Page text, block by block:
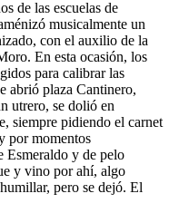
de las escuelas de
musicalmente un
con el auxilio de la
En esta ocasión, los
para calibrar las
abrió plaza Cantinero,
utrero, se dolió en
siempre pidiendo el carnet
por momentos
Esmeraldo y de pelo
y vino por ahí, algo
pero se dejó. El